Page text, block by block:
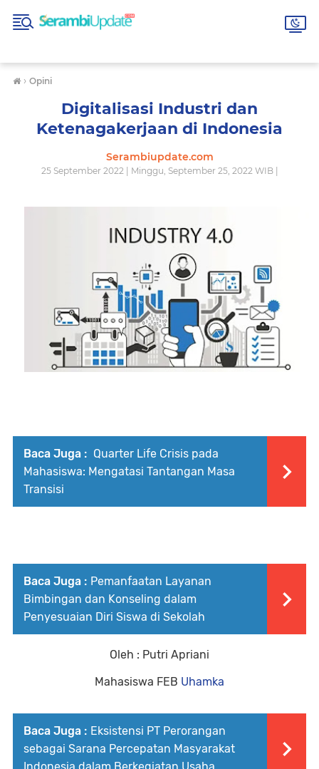
› Opini
Digitalisasi Industri dan
Ketenagakerjaan di Indonesia
Serambiupdate.com
25 September 2022 | Minggu, September 25, 2022 WIB |
Baca Juga : Quarter Life Crisis pada
Mahasiswa: Mengatasi Tantangan Masa
Transisi
Baca Juga : Pemanfaatan Layanan
Bimbingan dan Konseling dalam
Penyesuaian Diri Siswa di Sekolah
Oleh : Putri Apriani
Mahasiswa FEB Uhamka
Baca Juga : Eksistensi PT Perorangan
sebagai Sarana Percepatan Masyarakat